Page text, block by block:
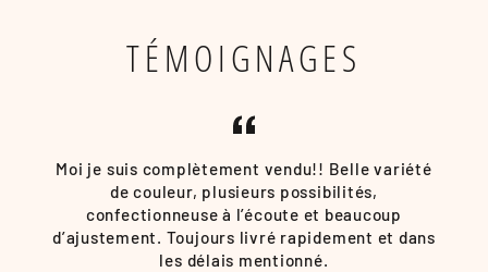
TÉMOIGNAGES
Moi je suis complètement vendu!! Belle variété
de couleur, plusieurs possibilités,
confectionneuse à l’écoute et beaucoup
d’ajustement. Toujours livré rapidement et dans
les délais mentionné.